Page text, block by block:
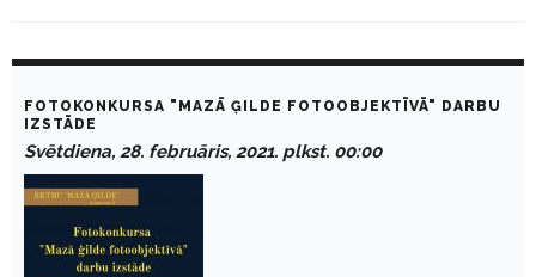
oFOTOKONKURSA "MAZĀ ĢILDE FOTOOBJEKTĪVĀ" DARBU
IZSTĀDE
Svētdiena, 28. februāris, 2021. plkst. 00:00